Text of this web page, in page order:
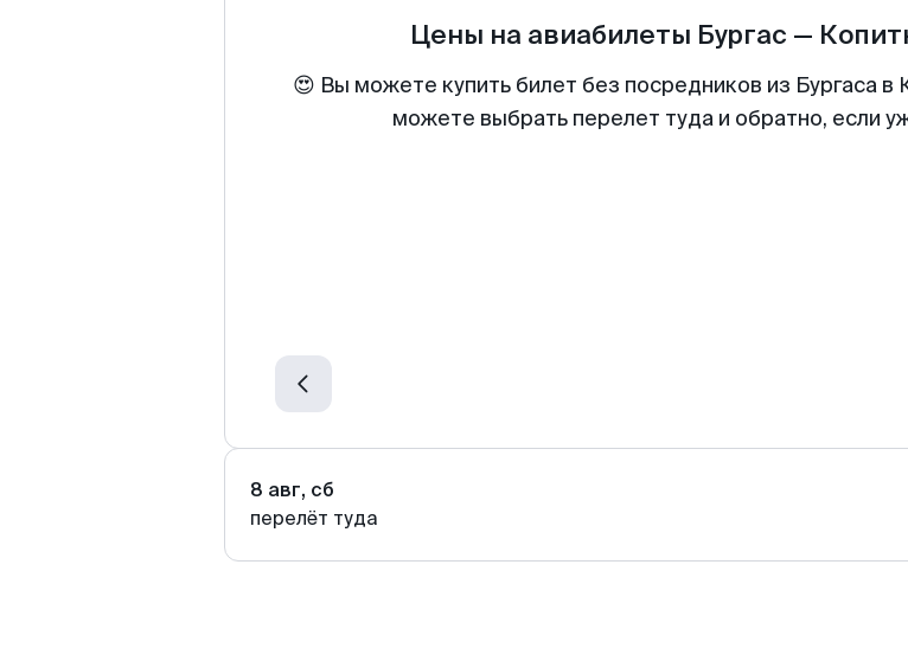
Цены на авиабилеты Бургас —
😍 Вы можете купить билет без посредников из Бургаса
можете выбрать перелет туда и обратно, если
8 авг, сб
перелёт туда